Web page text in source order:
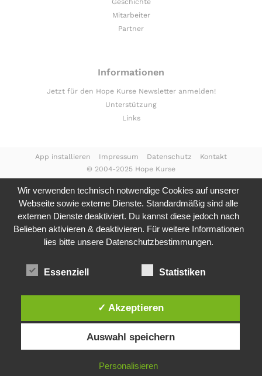
Mitarbeiter
Partner
Informationen
Jetzt für den Hope Kurse Newsletter anmelden!
Unterstützung
Links
© 2004-2025 Hope Kurse
App installieren Impressum Datenschutz Kontakt
Wir verwenden technisch notwendige Cookies auf unserer
Webseite sowie externe Dienste. Standardmäßig sind alle
externen Dienste deaktiviert. Du kannst diese jedoch nach
Belieben aktivieren & deaktivieren. Für weitere Informationen
lies bitte unsere Datenschutzbestimmungen.
Essenziell Statistiken
✓ Akzeptieren
Auswahl speichern
Personalisieren